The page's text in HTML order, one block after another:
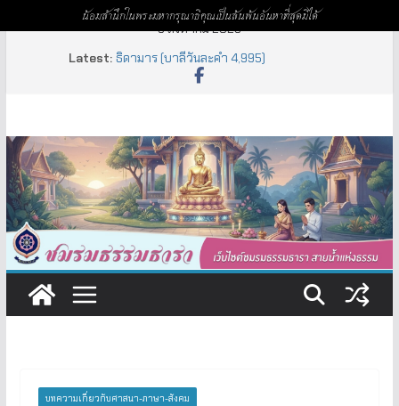
9 สิงหาคม 2026
Latest: ธิดามาร (บาลีวันละคำ 4,995)
สัลเลข – เนกขัม (บาลีวันละคำ 4,999)
บทความเกี่ยวกับศาสนา-ภาษา-สังคม
น้อมสำนึกในพระมหากรุณาธิคุณเป็นล้นพ้นอันหาที่สุดมิได้